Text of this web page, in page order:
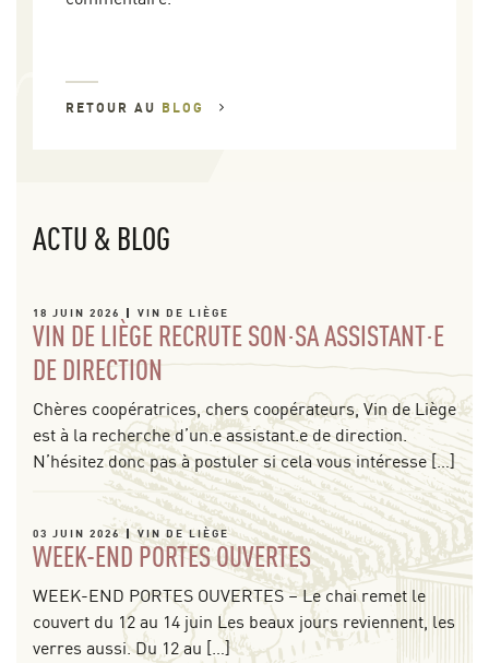
RETOUR AU BLOG
ACTU & BLOG
18 JUIN 2026 VIN DE LIÈGE
VIN DE LIÈGE RECRUTE SON·SA ASSISTANT·E
DE DIRECTION
Chères coopératrices, chers coopérateurs, Vin de Liège
est à la recherche d’un.e assistant.e de direction.
N’hésitez donc pas à postuler si cela vous intéresse […]
03 JUIN 2026 VIN DE LIÈGE
WEEK-END PORTES OUVERTES
WEEK-END PORTES OUVERTES – Le chai remet le
couvert du 12 au 14 juin Les beaux jours reviennent, les
verres aussi. Du 12 au […]